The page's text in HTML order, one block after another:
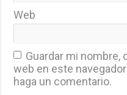
Web
Guardar mi
web en este
haga un comentario.